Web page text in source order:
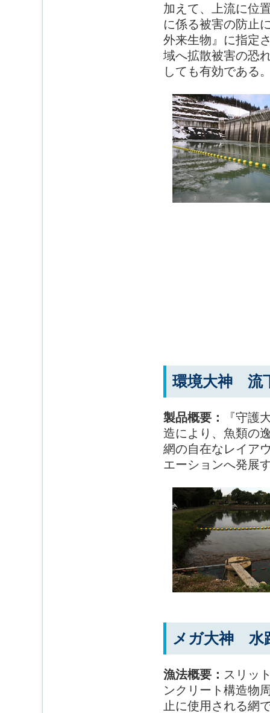
加えて、上流に位
に係る被害の防止
外来生物』に指定
域へ拡散被害の恐
しても有効である
環境大神 流
製品概要：
『守護
造により、魚類の
網の自在なレイア
エーションへ発展
メガ大神 水
漁法概要： スリッ
ンクリート構造物
止に使用される網